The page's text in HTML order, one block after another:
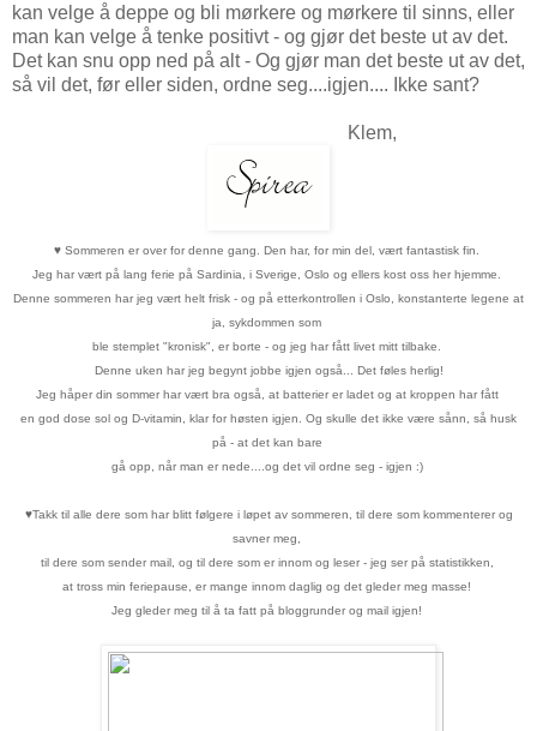
kan velge å deppe og bli mørkere og mørkere til sinns, eller
man kan velge å tenke positivt - og gjør det beste ut av det.
Det kan snu opp ned på alt - Og gjør man det beste ut av det,
så vil det, før eller siden, ordne seg....igjen.... Ikke sant?
Klem,
♥ Sommeren er over for denne gang. Den har, for min del, vært fantastisk fin.
Jeg har vært på lang ferie på Sardinia, i Sverige, Oslo og ellers kost oss her hjemme.
Denne sommeren har jeg vært helt frisk - og på etterkontrollen i Oslo, konstanterte legene at
ja, sykdommen som
ble stemplet "kronisk", er borte - og jeg har fått livet mitt tilbake.
Denne uken har jeg begynt jobbe igjen også... Det føles herlig!
Jeg håper din sommer har vært bra også, at batterier er ladet og at kroppen har fått
en god dose sol og D-vitamin, klar for høsten igjen. Og skulle det ikke være sånn, så husk
på - at det kan bare
gå opp, når man er nede....og det vil ordne seg - igjen :)
♥Takk til alle dere som har blitt følgere i løpet av sommeren, til dere som kommenterer og
savner meg,
til dere som sender mail, og til dere som er innom og leser - jeg ser på statistikken,
at tross min feriepause, er mange innom daglig og det gleder meg masse!
Jeg gleder meg til å ta fatt på bloggrunder og mail igjen!